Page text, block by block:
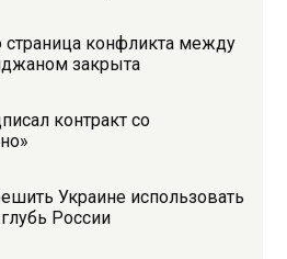
страница конфликта между
закрыта
контракт со
Украине использовать
России